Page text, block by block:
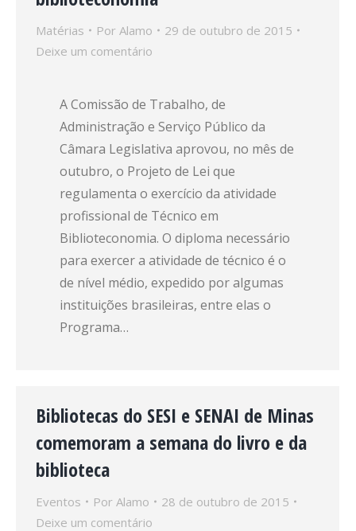
Matérias Por Alamo
29 de outubro de 2015
Deixe um comentário
A Comissão de Trabalho, de
Administração e Serviço Público da
Câmara Legislativa aprovou, no mês de
outubro, o Projeto de Lei que
regulamenta o exercício da atividade
profissional de Técnico em
Biblioteconomia. O diploma necessário
para exercer a atividade de técnico é o
de nível médio, expedido por algumas
instituições brasileiras, entre elas o
Programa…
Bibliotecas do SESI e SENAI de Minas
comemoram a semana do livro e da
biblioteca
Eventos Por Alamo
28 de outubro de 2015
Deixe um comentário